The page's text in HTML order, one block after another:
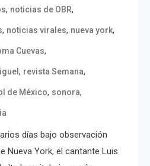
, noticias de OBR,
, noticias virales, nueva york,
Cuevas,
, revista Semana,
de México, sonora,
días bajo observación
Nueva York, el cantante Luis